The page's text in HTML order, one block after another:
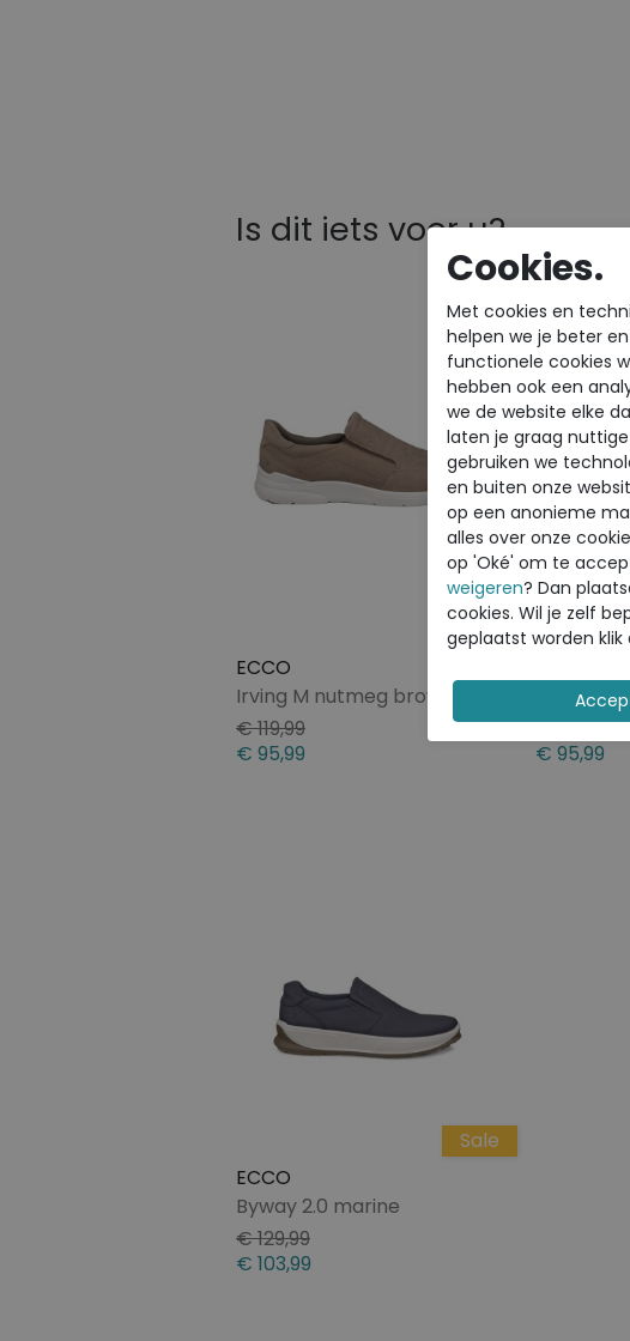
Is dit iets voor u?
ECCO
Irving M nutmeg brown
€ 119,99
€ 95,99
Sale
Byway
€ 119,99
€ 95,99
ECCO
Byway 2.0 marine
€ 129,99
€ 103,99
Sale
Cookies.
Met cookies en
helpen we je beter
functionele cookies
hebben ook een
we de website elke
laten je graag
gebruiken we
en buiten onze
op een anonieme
alles over onze
op 'Oké' om te
weigeren? Dan
cookies. Wil je zelf
geplaatst worden klik